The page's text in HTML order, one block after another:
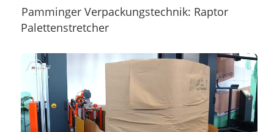
Pamminger Verpackungstechnik: Raptor
Palettenstretcher